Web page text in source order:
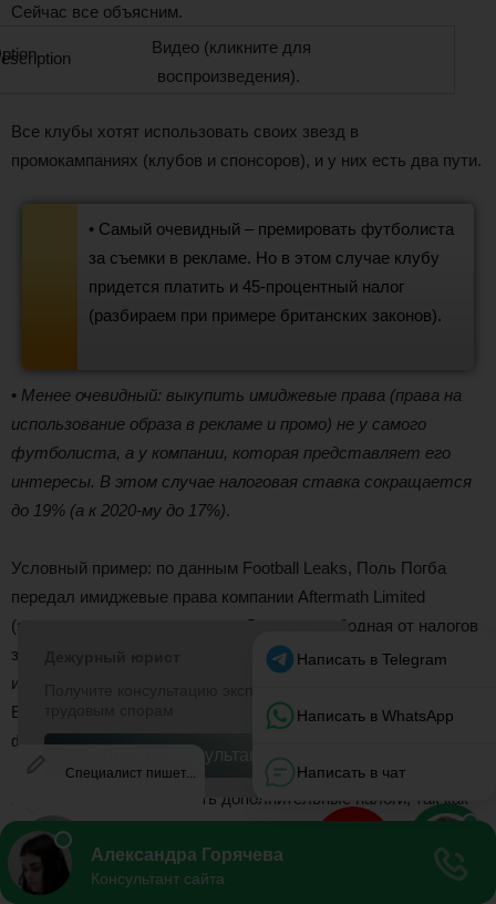
Сейчас все объясним.
Видео (кликните для
воспроизведения).
Все клубы хотят использовать своих звезд в
промокампаниях (клубов и спонсоров), и у них есть два пути.
• Самый очевидный – премировать футболиста
за съемки в рекламе. Но в этом случае клубу
придется платить и 45-процентный налог
(разбираем при примере британских законов).
• Менее очевидный: выкупить имиджевые права (права на
использование образа в рекламе и промо) не у самого
футболиста, а у компании, которая представляет его
интересы. В этом случае налоговая ставка сокращается
до 19% (а к 2020-му до 17%).
Условный пример: по данным Football Leaks, Поль Погба
передал имиджевые права компании Aftermath Limited
(зарегистрирована на острове Джерси, свободная от налогов
зона), которая в свою очередь продает право на
использование образа игрока «Ман Юнайтед» и спонсорам.
Если бы клуб платил игроку напрямую, то с каждых 100
фунтов гонорара обе стороны теряли бы 40. Действуя через
третью компанию, они теряют только 19 фунтов. Футболисту
при этом не нужно платить дополнительные налоги, так как
такие компании регистрируются в зонах с нулевой ставкой.
Итог: значительную часть денег топ-футболисты получают